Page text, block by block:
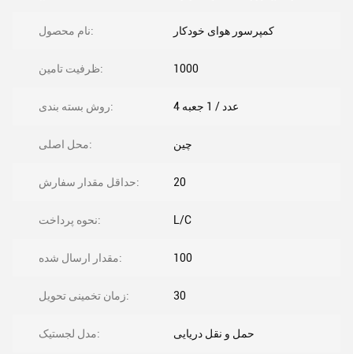
نام محصول: کمپرسور هوای خودکار
ظرفیت تامین: 1000
روش بسته بندی: 4 عدد / 1 جعبه
محل اصلی: چین
حداقل مقدار سفارش: 20
نحوه پرداخت: L/C
مقدار ارسال شده: 100
زمان تخمینی تحویل: 30
مدل لجستیک: حمل و نقل دریایی